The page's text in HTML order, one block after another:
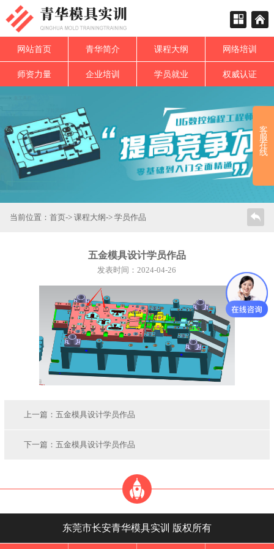
网站首页 青华简介 课程大纲 网络培训
师资力量 企业培训 学员就业 权威认证
当前位置： 首页-> 课程大纲-> 学员作品
五金模具设计学员作品
发表时间：2024-04-26
上一篇： 五金模具设计学员作品
下一篇： 五金模具设计学员作品
东莞市长安青华模具实训 版权所有
客
服
在
线